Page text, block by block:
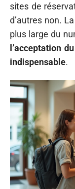
sites de
d’autres non.
plus large du
l’acceptation
indispensable.